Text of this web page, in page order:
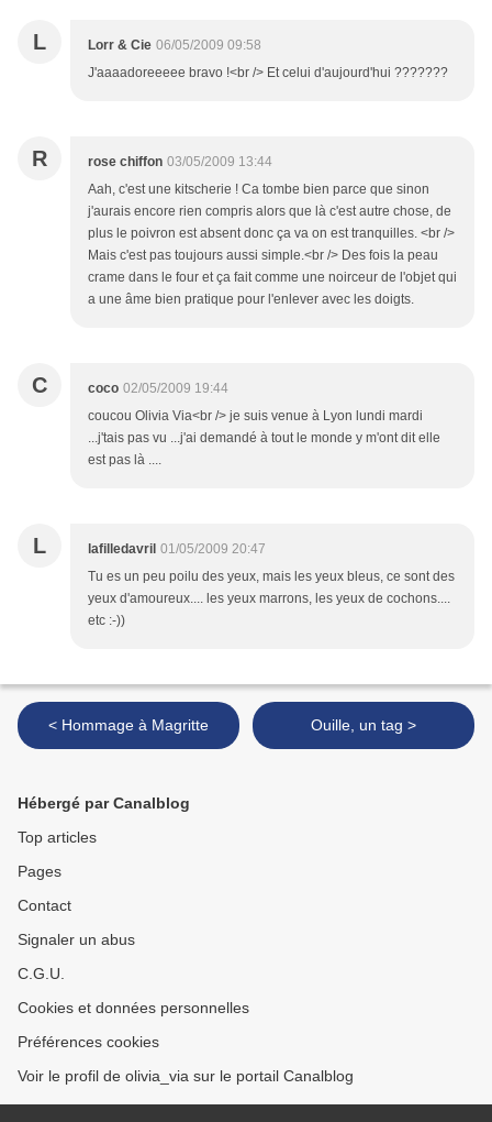
L Lorr & Cie 06/05/2009 09:58
J'aaaadoreeeee bravo !<br /> Et celui d'aujourd'hui ???????
R rose chiffon 03/05/2009 13:44
Aah, c'est une kitscherie ! Ca tombe bien parce que sinon
j'aurais encore rien compris alors que là c'est autre chose, de
plus le poivron est absent donc ça va on est tranquilles. <br />
Mais c'est pas toujours aussi simple.<br /> Des fois la peau
crame dans le four et ça fait comme une noirceur de l'objet qui
a une âme bien pratique pour l'enlever avec les doigts.
C coco 02/05/2009 19:44
coucou Olivia Via<br /> je suis venue à Lyon lundi mardi
...j'tais pas vu ...j'ai demandé à tout le monde y m'ont dit elle
est pas là ....
L lafilledavril 01/05/2009 20:47
Tu es un peu poilu des yeux, mais les yeux bleus, ce sont des
yeux d'amoureux.... les yeux marrons, les yeux de cochons....
etc :-))
< Hommage à Magritte Ouille, un tag >
Hébergé par Canalblog
Top articles
Pages
Contact
Signaler un abus
C.G.U.
Cookies et données personnelles
Préférences cookies
Voir le profil de olivia_via sur le portail Canalblog